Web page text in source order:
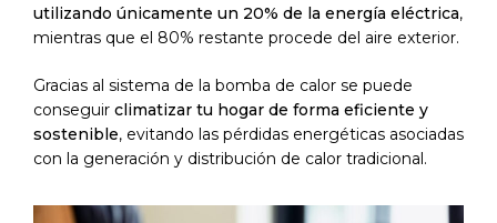
utilizando únicamente un 20% de la energía eléctrica,
mientras que el 80% restante procede del aire exterior.
Gracias al sistema de la bomba de calor se puede
conseguir climatizar tu hogar de forma eficiente y
sostenible, evitando las pérdidas energéticas asociadas
con la generación y distribución de calor tradicional.